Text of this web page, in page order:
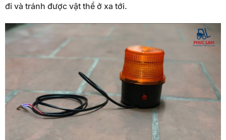
đi và tránh được vật thể ở xa tới.